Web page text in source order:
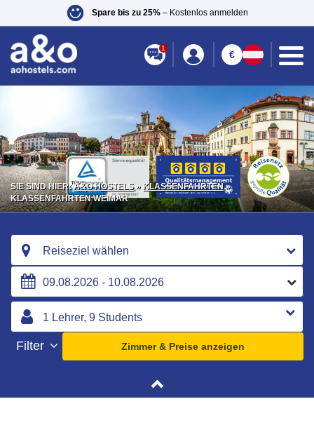
Spare bis zu 25%– Kostenlos anmelden
1
€
SIE SIND HIER:A&O HOSTELS» KLASSENFAHRTEN»
KLASSENFAHRTEN WEIMAR
Reiseziel wählen
Filter Zimmer & Preise anzeigen